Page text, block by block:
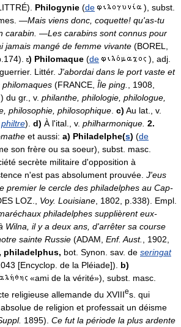
Philogynie (de
), subst.
—Mais viens donc, coquette! qu'as-tu
carabin. —Les carabins sont connus pour
jamais mangé de femme vivante (BOREL,
) Philomaque (de
), adj.
Littér. J'abordai dans le port vaste et
(FRANCE, Île ping.
, 1908,
.) du gr., v. philanthe, philologie, philologue,
philosophie, philosophique c) Au lat., v.
philtre). d) À l'ital., v. philharmonique. 2.
et aussi: a) Philadelphe(s) (de
son frère ou sa soeur), subst. masc.
secrète militaire d'opposition à
n'est pas absolument prouvée. J'eus
premier le cercle des philadelphes au Cap-
LOZ., Voy. Louisiane , 1802, p.338). Empl.
philadelphes supplièrent eux-
Wilna, il y a deux ans, d'arrêter sa course
sainte Russie (ADAM, Enf. Aust.
, 1902,
philadelphus, bot. Synon. sav. de seringat
[Encyclop. de la Pléiade]). b)
«ami de la vérité»), subst. masc.
religieuse allemande du XVIIIes. qui
de religion et professait un déisme
1895). Ce fut la période la plus ardente